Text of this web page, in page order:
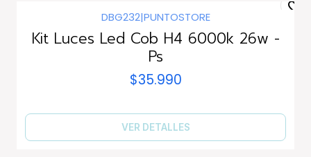
DBG232|PUNTOSTORE
Kit Luces Led Cob H4 6000k 26w -
Ps
$35.990
VER DETALLES